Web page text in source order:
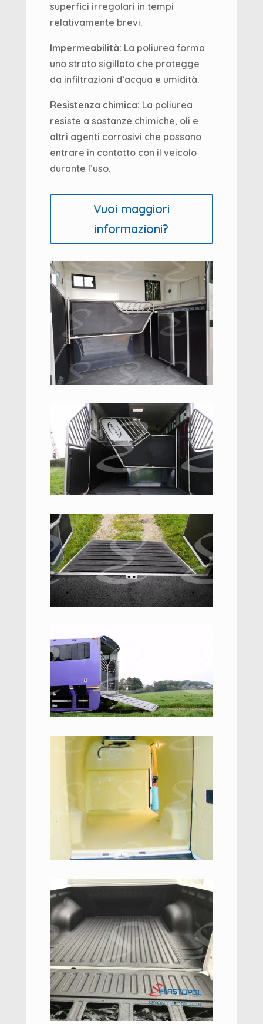
superfici irregolari in tempi
relativamente brevi.
Impermeabilità: La poliurea forma
uno strato sigillato che protegge
da infiltrazioni d’acqua e umidità.
Resistenza chimica: La poliurea
resiste a sostanze chimiche, oli e
altri agenti corrosivi che possono
entrare in contatto con il veicolo
durante l’uso.
Vuoi maggiori
informazioni?